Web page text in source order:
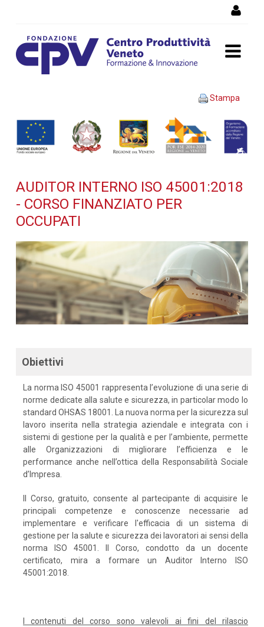
AUDITOR INTERNO ISO
45001:2018 - Corso
finanziato per occupati -
formazione
Stampa
AUDITOR INTERNO ISO 45001:2018
- CORSO FINANZIATO PER
OCCUPATI
Obiettivi
La norma ISO 45001 rappresenta l’evoluzione di una serie di
norme dedicate alla salute e sicurezza, in particolar modo lo
standard OHSAS 18001. La nuova norma per la sicurezza sul
lavoro inserita nella strategia aziendale e integrata con i
sistemi di gestione per la qualità e per l’ambiente, permette
alle Organizzazioni di migliorare l’efficienza e le
performance anche nell’ottica della Responsabilità Sociale
d’Impresa.
Il Corso, gratuito, consente al partecipante di acquisire le
principali competenze e conoscenze necessarie ad
implementare e verificare l'efficacia di un sistema di
gestione per la salute e sicurezza dei lavoratori ai sensi della
norma ISO 45001. Il Corso, condotto da un docente
certificato, mira a formare un Auditor Interno ISO
45001:2018.
I contenuti del corso sono valevoli ai fini del rilascio